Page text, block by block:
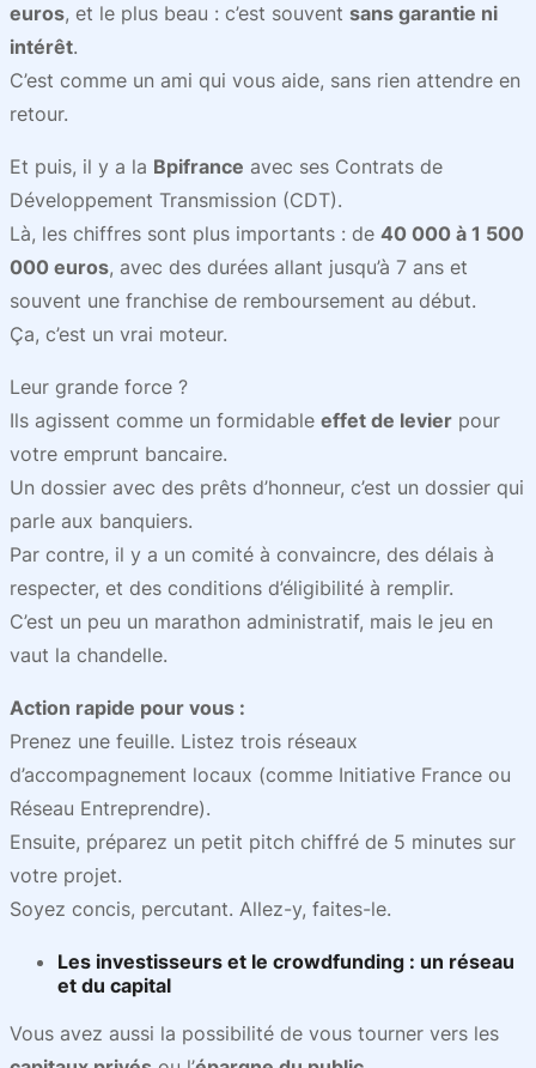
euros, et le plus beau : c’est souvent sans garantie ni
intérêt.
C’est comme un ami qui vous aide, sans rien attendre en
retour.
Et puis, il y a la Bpifrance avec ses Contrats de
Développement Transmission (CDT).
Là, les chiffres sont plus importants : de 40 000 à 1 500
000 euros, avec des durées allant jusqu’à 7 ans et
souvent une franchise de remboursement au début.
Ça, c’est un vrai moteur.
Leur grande force ?
Ils agissent comme un formidable effet de levier pour
votre emprunt bancaire.
Un dossier avec des prêts d’honneur, c’est un dossier qui
parle aux banquiers.
Par contre, il y a un comité à convaincre, des délais à
respecter, et des conditions d’éligibilité à remplir.
C’est un peu un marathon administratif, mais le jeu en
vaut la chandelle.
Action rapide pour vous :
Prenez une feuille. Listez trois réseaux
d’accompagnement locaux (comme Initiative France ou
Réseau Entreprendre).
Ensuite, préparez un petit pitch chiffré de 5 minutes sur
votre projet.
Soyez concis, percutant. Allez-y, faites-le.
Les investisseurs et le crowdfunding : un réseau
et du capital
Vous avez aussi la possibilité de vous tourner vers les